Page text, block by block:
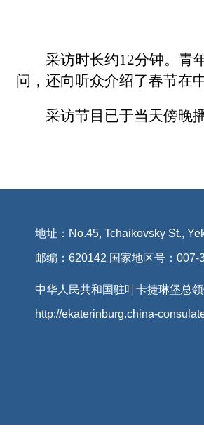
采访时长约12分钟。青
问，还向听众介绍了春节在
采访节目已于当天傍晚播
地址：No.45, Tchaikovsky St.,
邮编：620142 国家地区号：
中华人民共和国驻叶卡捷琳堡总
http://ekaterinburg.china-